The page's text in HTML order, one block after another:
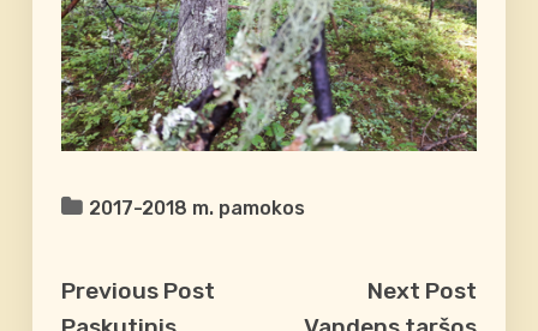
2017-2018 m. pamokos
Previous Post
Next Post